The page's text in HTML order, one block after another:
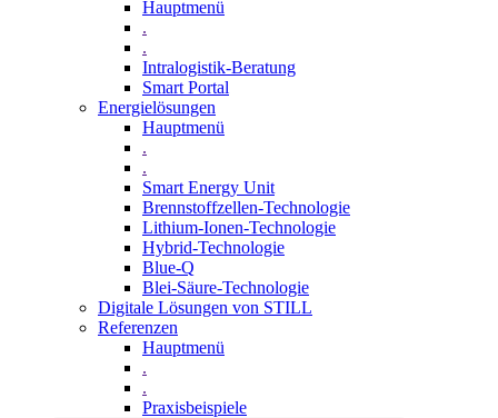
Hauptmenü
.
.
Intralogistik-Beratung
Smart Portal
Energielösungen
Hauptmenü
.
.
Smart Energy Unit
Brennstoffzellen-Technologie
Lithium-Ionen-Technologie
Hybrid-Technologie
Blue-Q
Blei-Säure-Technologie
Digitale Lösungen von STILL
Referenzen
Hauptmenü
.
.
Praxisbeispiele